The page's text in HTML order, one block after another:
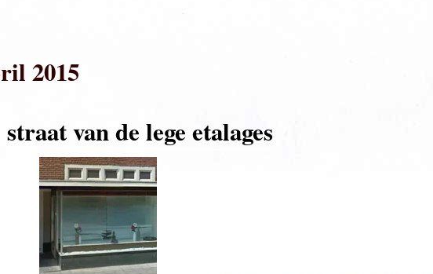
2015
straat van de lege etalages